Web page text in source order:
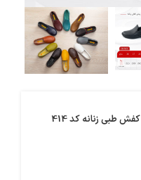
کفش طبی زنانه کد 414